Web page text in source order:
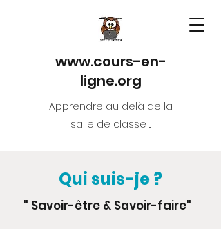
www.cours-en-
ligne.org
Apprendre au delà de la
salle de classe ...
Qui suis-je ?
" Savoir-être & Savoir-faire"